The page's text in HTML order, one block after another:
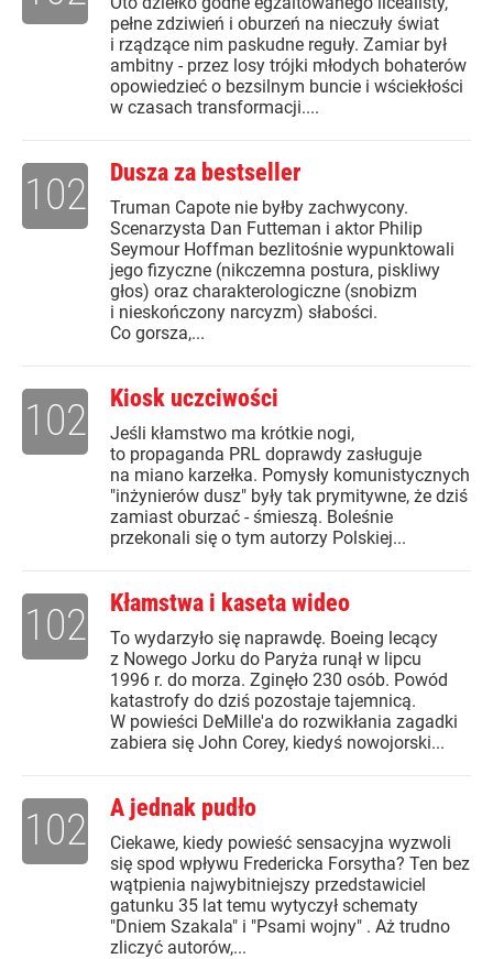
pełne zdziwień i oburzeń na nieczuły świat
i rządzące nim paskudne reguły. Zamiar był
ambitny - przez losy trójki młodych bohaterów
opowiedzieć o bezsilnym buncie i wściekłości
w czasach transformacji....
Dusza za bestseller
Truman Capote nie byłby zachwycony.
Scenarzysta Dan Futteman i aktor Philip
Seymour Hoffman bezlitośnie wypunktowali
jego fizyczne (nikczemna postura, piskliwy
głos) oraz charakterologiczne (snobizm
i nieskończony narcyzm) słabości.
Co gorsza,...
102
Kiosk uczciwości
Jeśli kłamstwo ma krótkie nogi,
to propaganda PRL doprawdy zasługuje
na miano karzełka. Pomysły komunistycznych
"inżynierów dusz" były tak prymitywne, że dziś
zamiast oburzać - śmieszą. Boleśnie
przekonali się o tym autorzy Polskiej...
102
Kłamstwa i kaseta wideo
To wydarzyło się naprawdę. Boeing lecący
z Nowego Jorku do Paryża runął w lipcu
1996 r. do morza. Zginęło 230 osób. Powód
katastrofy do dziś pozostaje tajemnicą.
W powieści DeMille'a do rozwikłania zagadki
zabiera się John Corey, kiedyś nowojorski...
102
A jednak pudło
Ciekawe, kiedy powieść sensacyjna wyzwoli
się spod wpływu Fredericka Forsytha? Ten bez
wątpienia najwybitniejszy przedstawiciel
gatunku 35 lat temu wytyczył schematy
"Dniem Szakala" i "Psami wojny" . Aż trudno
zliczyć autorów,...
102